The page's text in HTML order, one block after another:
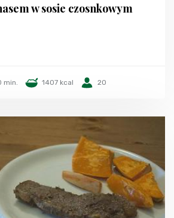
w sosie czosnkowym
min. 1407 kcal 20